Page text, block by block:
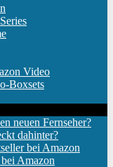
Video
Boxsets
neuen Fernseher?
dahinter?
bei Amazon
Amazon